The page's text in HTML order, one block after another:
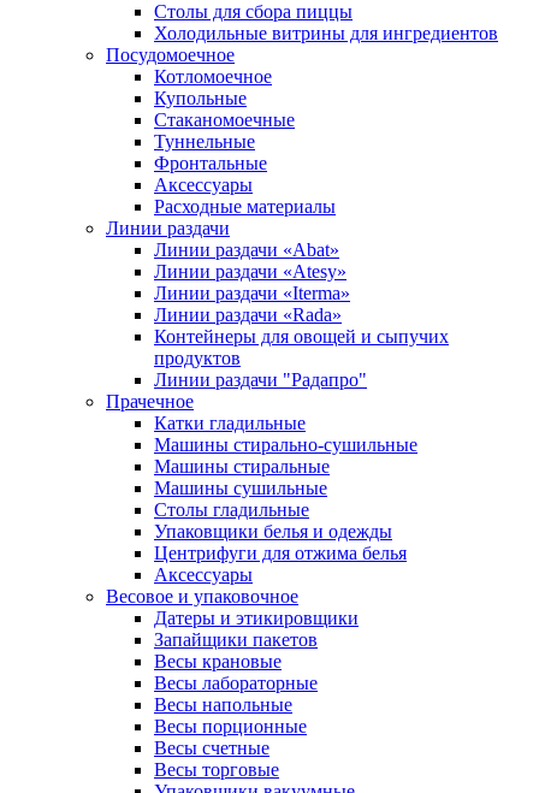
Столы для сбора пиццы
Холодильные витрины для ингредиентов
Посудомоечное
Котломоечное
Купольные
Стаканомоечные
Туннельные
Фронтальные
Аксессуары
Расходные материалы
Линии раздачи
Линии раздачи «Abat»
Линии раздачи «Atesy»
Линии раздачи «Iterma»
Линии раздачи «Rada»
Контейнеры для овощей и сыпучих
продуктов
Линии раздачи "Радапро"
Прачечное
Катки гладильные
Машины стирально-сушильные
Машины стиральные
Машины сушильные
Столы гладильные
Упаковщики белья и одежды
Центрифуги для отжима белья
Аксессуары
Весовое и упаковочное
Датеры и этикировщики
Запайщики пакетов
Весы крановые
Весы лабораторные
Весы напольные
Весы порционные
Весы счетные
Весы торговые